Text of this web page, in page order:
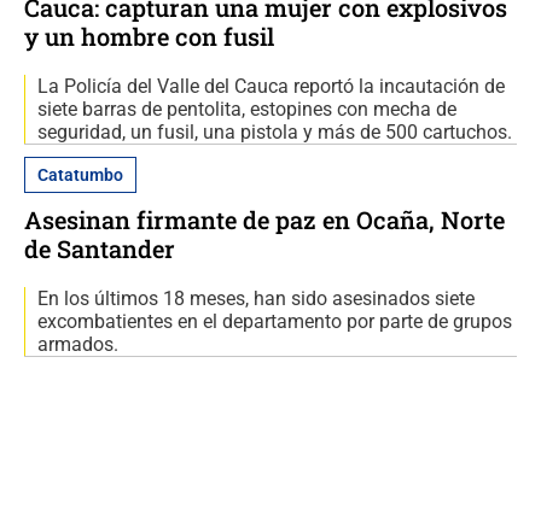
Cauca: capturan una mujer con explosivos
y un hombre con fusil
La Policía del Valle del Cauca reportó la incautación de
siete barras de pentolita, estopines con mecha de
seguridad, un fusil, una pistola y más de 500 cartuchos.
Catatumbo
Asesinan firmante de paz en Ocaña, Norte
de Santander
En los últimos 18 meses, han sido asesinados siete
excombatientes en el departamento por parte de grupos
armados.